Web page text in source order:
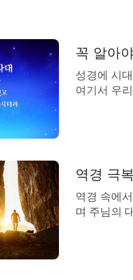
못하리라
불어 더럽히지 아니
람 가운데서 구속을
들은 복이 있으니
전케 하는 것은 사람
된다. 너의 내면의 더
정결케 될 때, 너는
꼭 알아
성경에 시
여기서 우
역경 극
역경 속에
며 주님의